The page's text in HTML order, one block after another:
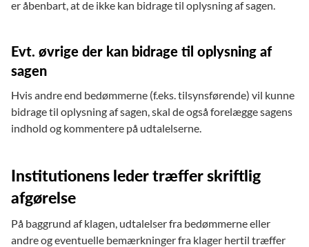
er åbenbart, at de ikke kan bidrage til oplysning af sagen.
Evt. øvrige der kan bidrage til oplysning af
sagen
Hvis andre end bedømmerne (f.eks. tilsynsførende) vil kunne
bidrage til oplysning af sagen, skal de også forelægge sagens
indhold og kommentere på udtalelserne.
Institutionens leder træffer skriftlig
afgørelse
På baggrund af klagen, udtalelser fra bedømmerne eller
andre og eventuelle bemærkninger fra klager hertil træffer